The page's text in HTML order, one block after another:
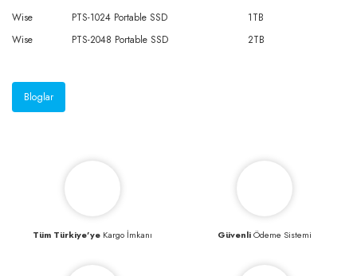
Wise
PTS-1024 Portable SSD
1TB
Wise
PTS-2048 Portable SSD 2TB
Bloglar
Tüm Türkiye’yeKargo İmkanı GüvenliÖdeme Sistemi